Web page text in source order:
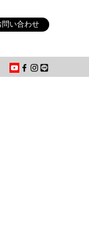
問い合わせ